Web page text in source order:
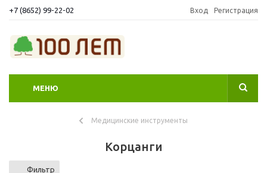
+7 (8652) 99-22-02 Вход Регистрация
МЕНЮ
Медицинские инструменты
Корцанги
Фильтр